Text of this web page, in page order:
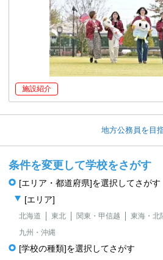
施設紹介
地方公務員を目
条件を変更して学校をさがす
[エリア・都道府県]を選択してさがす
[エリア]
北海道 東北 関東・甲信越 東海・北
九州・沖縄
[学校の種類]を選択してさがす